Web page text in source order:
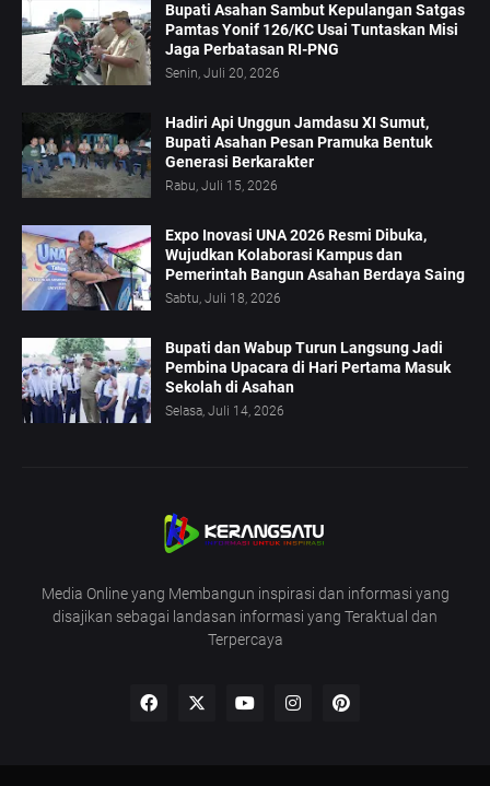
Bupati Asahan Sambut Kepulangan Satgas
Pamtas Yonif 126/KC Usai Tuntaskan Misi
Jaga Perbatasan RI-PNG
Senin, Juli 20, 2026
Hadiri Api Unggun Jamdasu XI Sumut,
Bupati Asahan Pesan Pramuka Bentuk
Generasi Berkarakter
Rabu, Juli 15, 2026
Expo Inovasi UNA 2026 Resmi Dibuka,
Wujudkan Kolaborasi Kampus dan
Pemerintah Bangun Asahan Berdaya Saing
Sabtu, Juli 18, 2026
Bupati dan Wabup Turun Langsung Jadi
Pembina Upacara di Hari Pertama Masuk
Sekolah di Asahan
Selasa, Juli 14, 2026
Media Online yang Membangun inspirasi dan informasi yang
disajikan sebagai landasan informasi yang Teraktual dan
Terpercaya